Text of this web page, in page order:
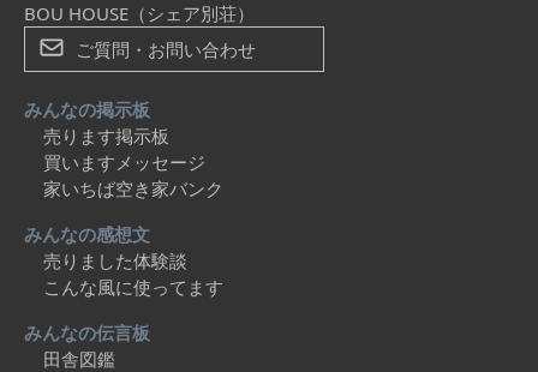
BOU HOUSE（シェア別荘）
ご質問・お問い合わせ
みんなの掲示板
売ります掲示板
買いますメッセージ
家いちば空き家バンク
みんなの感想文
売りました体験談
こんな風に使ってます
みんなの伝言板
田舎図鑑